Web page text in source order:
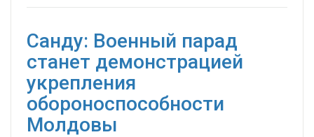
Санду: Военный парад
станет демонстрацией
укрепления
обороноспособности
Молдовы